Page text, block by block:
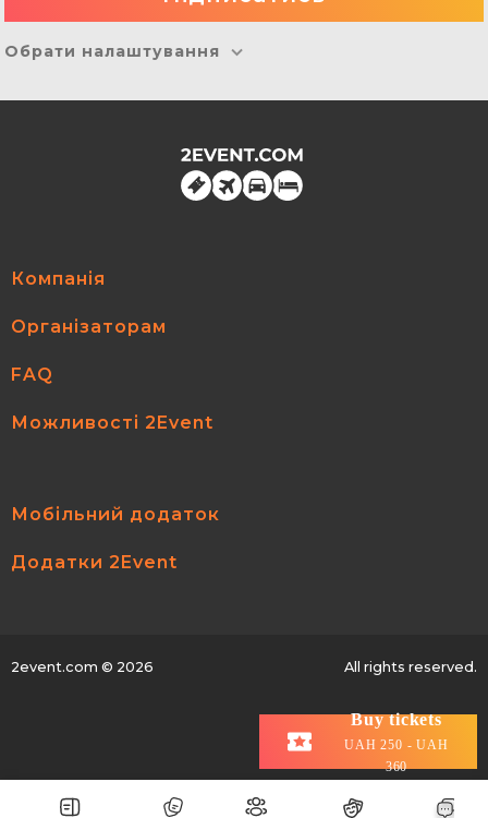
Обрати налаштування
Компанія
Організаторам
FAQ
Можливості 2Event
Мобільний додаток
Додатки 2Event
2event.com © 2026 All rights reserved.
Buy tickets
UAH 250 - UAH
360